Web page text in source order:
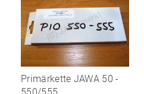
Primärkette JAWA 50 -